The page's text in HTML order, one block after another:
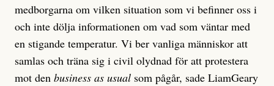
medborgarna om vilken situation som vi befinner oss i
och inte dölja informationen om vad som väntar med
en stigande temperatur. Vi ber vanliga människor att
samlas och träna sig i civil olydnad för att protestera
mot den business as usual som pågår, sade LiamGeary